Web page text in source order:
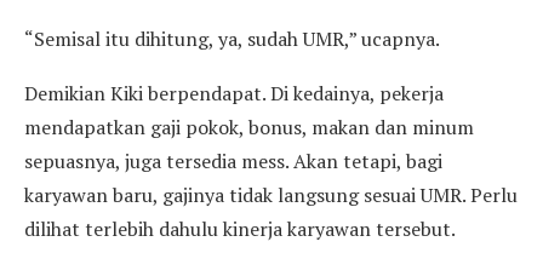
“Semisal itu dihitung, ya, sudah UMR,” ucapnya.
Demikian Kiki berpendapat. Di kedainya, pekerja
mendapatkan gaji pokok, bonus, makan dan minum
sepuasnya, juga tersedia mess. Akan tetapi, bagi
karyawan baru, gajinya tidak langsung sesuai UMR. Perlu
dilihat terlebih dahulu kinerja karyawan tersebut.